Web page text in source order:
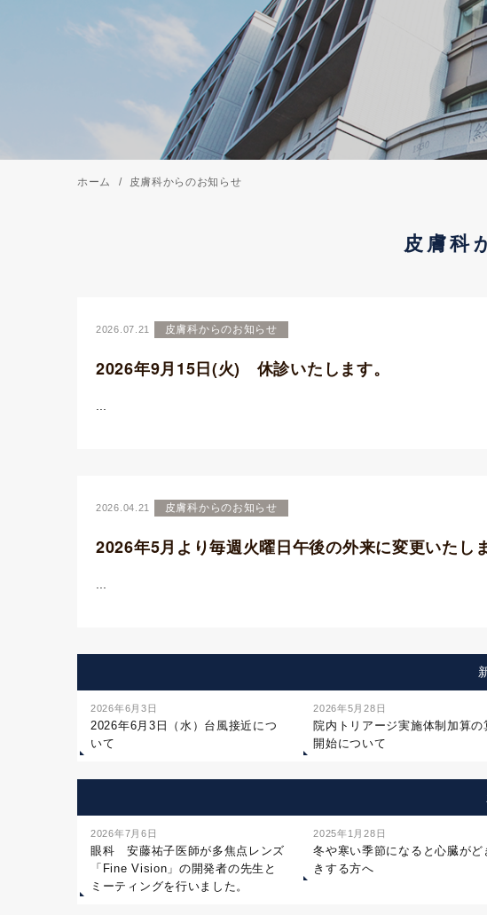
ホーム 皮膚科からのお知らせ
皮膚科
2026.07.21 皮膚科からのお知らせ
2026年9月15日(火) 休診いたします。
2026.04.21 皮膚科からのお知らせ
2026年5月より毎週火曜日午後の外来に変更いたしま
2026年6月3日
2026年6月3日（水）台風接近につ
いて
2026年5月28日
院内トリアージ実施体制加算の
開始について
2026年7月6日
眼科 安藤祐子医師が多焦点レンズ
「Fine Vision」の開発者の先生と
ミーティングを行いました。
2025年1月28日
冬や寒い季節になると心臓がど
きする方へ